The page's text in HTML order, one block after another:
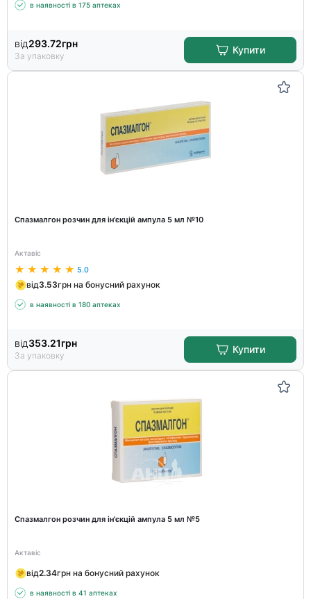
в наявності в 175 аптеках
від293.72грн
За упаковку
Купити
Спазмалгон розчин для ін'єкцій ампула 5 мл №10
Актавіс
5.0
від3.53грн на бонусний рахунок
в наявності в 180 аптеках
від353.21грн
За упаковку
Купити
Спазмалгон розчин для ін'єкцій ампула 5 мл №5
Актавіс
від2.34грн на бонусний рахунок
в наявності в 41 аптеках